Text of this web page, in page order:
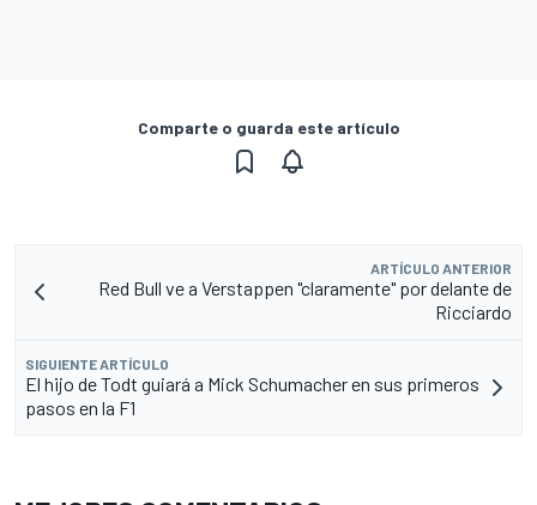
Comparte o guarda este artículo
ARTÍCULO ANTERIOR
Red Bull ve a Verstappen "claramente" por delante de
Ricciardo
SIGUIENTE ARTÍCULO
El hijo de Todt guiará a Mick Schumacher en sus primeros
pasos en la F1